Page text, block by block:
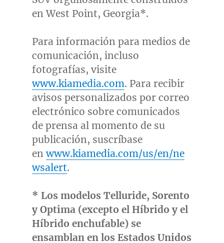
enWest Point, Georgia*.
Para información para medios de
comunicación, incluso
fotografías, visite
www.kiamedia.com. Para recibir
avisos personalizados por correo
electrónico sobre comunicados
de prensa al momento de su
publicación, suscríbase
enwww.kiamedia.com/us/en/ne
wsalert.
* Los modelos Telluride, Sorento
y Optima (excepto el Híbrido y el
Híbrido enchufable) se
ensamblan en los Estados Unidos